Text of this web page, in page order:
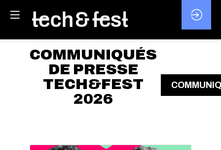
COMMUNIQUÉS
DE PRESSE
TECH&FEST
2026